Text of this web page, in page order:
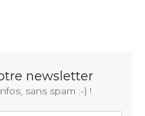
newsletter
sans spam :-) !